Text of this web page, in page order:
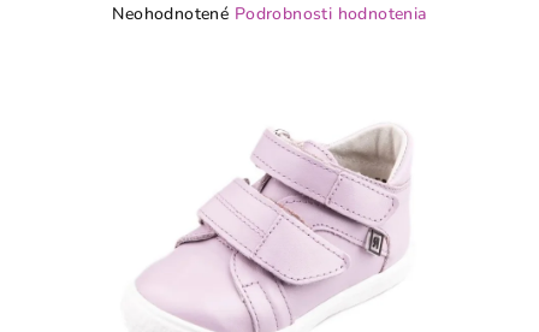
Priemerné
Neohodnotené Podrobnosti hodnotenia